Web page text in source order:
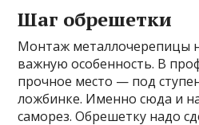
Шаг обрешетки
Монтаж металлочерепицы
важную особенность. В
прочное место — под
ложбинке. Именно сюда и
саморез. Обрешетку надо